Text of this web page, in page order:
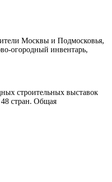
Москвы и Подмосковья,
огородный инвентарь,
строительных выставок
стран. Общая